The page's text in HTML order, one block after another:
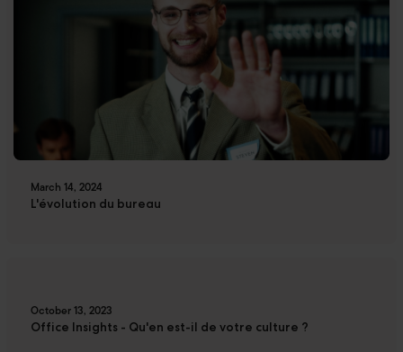
March 14, 2024
L'évolution du bureau
October 13, 2023
Office Insights - Qu'en est-il de votre culture ?